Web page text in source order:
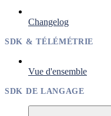
Changelog
SDK & TÉLÉMÉTRIE
Vue d'ensemble
SDK DE LANGAGE